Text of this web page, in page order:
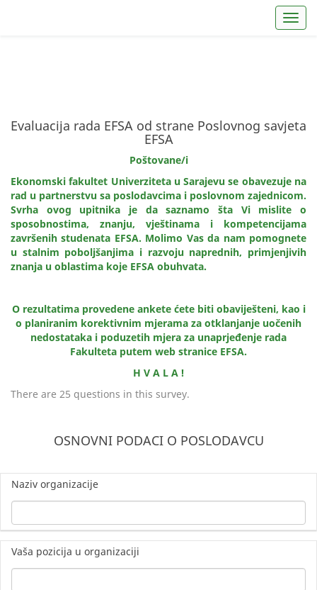
Evaluacija rada EFSA od strane Poslovnog savjeta
EFSA
Poštovane/i
Ekonomski fakultet Univerziteta u Sarajevu se obavezuje na
rad u partnerstvu sa poslodavcima i poslovnom zajednicom.
Svrha ovog upitnika je da saznamo šta Vi mislite o
sposobnostima, znanju, vještinama i kompetencijama
završenih studenata EFSA. Molimo Vas da nam pomognete
u stalnim poboljšanjima i razvoju naprednih, primjenjivih
znanja u oblastima koje EFSA obuhvata.
O rezultatima provedene ankete ćete biti obaviješteni, kao i
o planiranim korektivnim mjerama za otklanjanje uočenih
nedostataka i poduzetih mjera za unaprjeđenje rada
Fakulteta putem web stranice EFSA.
H V A L A !
There are 25 questions in this survey.
OSNOVNI PODACI O POSLODAVCU
Naziv organizacije
Vaša pozicija u organizaciji